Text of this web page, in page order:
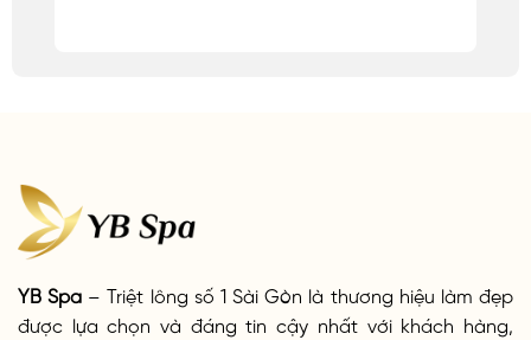
YB Spa – Triệt lông số 1 Sài Gòn là thương hiệu làm đẹp
được lựa chọn và đáng tin cậy nhất với khách hàng,